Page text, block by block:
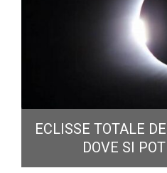
ECLISSE TOTALE
DOVE SI